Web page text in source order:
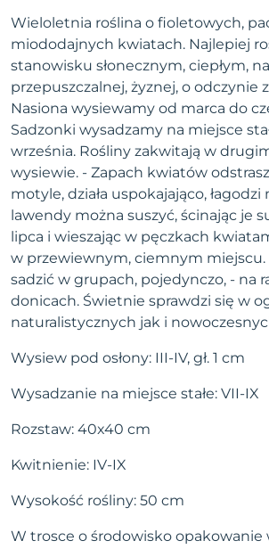
Wieloletnia roślina o fioletowych,
miododajnych kwiatach. Najlepiej
stanowisku słonecznym, ciepłym,
przepuszczalnej, żyznej, o odczynie
Nasiona wysiewamy od marca do
Sadzonki wysadzamy na miejsce
września. Rośliny zakwitają w
wysiewie. - Zapach kwiatów
motyle, działa uspokajająco,
lawendy można suszyć, ścinając je
lipca i wieszając w pęczkach
w przewiewnym, ciemnym miejscu.
sadzić w grupach, pojedynczo, - na
donicach. Świetnie sprawdzi się w
naturalistycznych jak i
Wysiew pod osłony: III-IV, gł. 1 cm
Wysadzanie na miejsce stałe: VII-IX
Rozstaw: 40x40 cm
Kwitnienie: IV-IX
Wysokość rośliny: 50 cm
W trosce o środowisko